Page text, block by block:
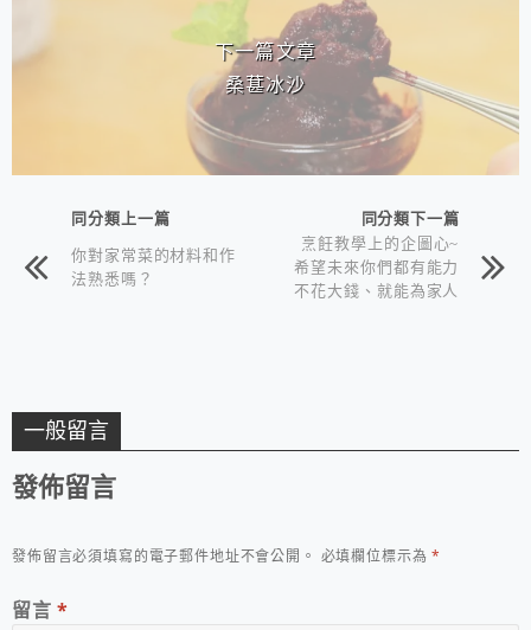
下一篇文章
桑葚冰沙
同分類上一篇
你對家常菜的材料和作
法熟悉嗎？
同分類下一篇
烹飪教學上的企圖心~
希望未來你們都有能力
不花大錢、就能為家人
一般留言
發佈留言
發佈留言必須填寫的電子郵件地址不會公開。 必填欄位標示為*
留言 *